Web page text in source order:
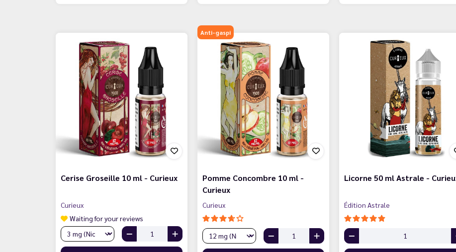
Cerise Groseille 10 ml - Curieux
Curieux
Waiting for your reviews
Anti-gaspi
Pomme Concombre 10 ml -
Curieux
Curieux
Licorne 50 ml Astrale -
Édition Astrale